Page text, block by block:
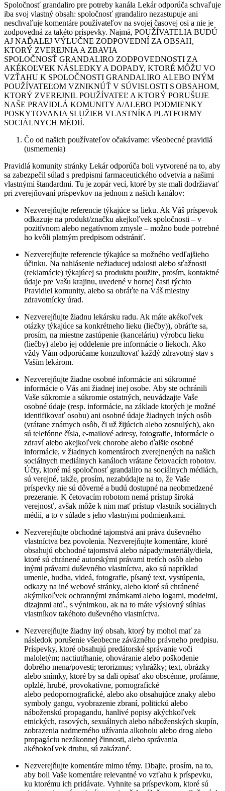
Spoločnosť grandaliro pre potreby kanála Lekár odporúča schvaľuje
iba svoj vlastný obsah: spoločnosť grandaliro nezastupuje ani
neschvaľuje komentáre používateľov na svojej časovej osi a nie je
zodpovedná za takéto príspevky. Najmä, POUŽÍVATELIA BUDÚ
AJ NAĎALEJ VÝLUČNE ZODPOVEDNÍ ZA OBSAH,
KTORÝ ZVEREJNIA A ZBAVIA
SPOLOČNOSŤ GRANDALIRO ZODPOVEDNOSTI ZA
AKÉKOĽVEK NÁSLEDKY A DOPADY, KTORÉ MÔŽU VO
VZŤAHU K SPOLOČNOSTI GRANDALIRO ALEBO INÝM
POUŽÍVATEĽOM VZNIKNÚŤ V SÚVISLOSTI S OBSAHOM,
KTORÝ ZVEREJNIL POUŽÍVATEĽ A KTORÝ PORUŠUJE
NAŠE PRAVIDLÁ KOMUNITY A/ALEBO PODMIENKY
POSKYTOVANIA SLUŽIEB VLASTNÍKA PLATFORMY
SOCIÁLNYCH MÉDIÍ.
Čo od našich používateľov očakávame: všeobecné pravidlá
(usmernenia)
Pravidlá komunity stránky Lekár odporúča boli vytvorené na to, aby
sa zabezpečil súlad s predpismi farmaceutického odvetvia a našimi
vlastnými štandardmi. Tu je zopár vecí, ktoré by ste mali dodržiavať
pri zverejňovaní príspevkov na jednom z našich kanálov:
Nezverejňujte referencie týkajúce sa lieku. Ak Váš príspevok
odkazuje na produkt/značku akejkoľvek spoločnosti – v
pozitívnom alebo negatívnom zmysle – možno bude potrebné
ho kvôli platným predpisom odstrániť.
Nezverejňujte referencie týkajúce sa možného vedľajšieho
účinku. Na nahlásenie nežiaducej udalosti alebo sťažnosti
(reklamácie) týkajúcej sa produktu použite, prosím, kontaktné
údaje pre Vašu krajinu, uvedené v hornej časti týchto
Pravidiel komunity, alebo sa obráťte na Váš miestny
zdravotnícky úrad.
Nezverejňujte žiadnu lekársku radu. Ak máte akékoľvek
otázky týkajúce sa konkrétneho lieku (liečby)), obráťte sa,
prosím, na miestne zastúpenie (kanceláriu) výrobcu lieku
(liečby) alebo jej oddelenie pre informácie o liekoch. Ako
vždy Vám odporúčame konzultovať každý zdravotný stav s
Vaším lekárom.
Nezverejňujte žiadne osobné informácie ani súkromné
informácie o Vás ani žiadnej inej osobe. Aby ste ochránili
Vaše súkromie a súkromie ostatných, neuvádzajte Vaše
osobné údaje (resp. informácie, na základe ktorých je možné
identifikovať osobu) ani osobné údaje žiadnych iných osôb
(vrátane známych osôb, či už žijúcich alebo zosnulých), ako
sú telefónne čísla, e-mailové adresy, fotografie, informácie o
zdraví alebo akejkoľvek chorobe alebo ďalšie osobné
informácie, v žiadnych komentároch zverejnených na našich
sociálnych mediálnych kanáloch vrátane četovacích robotov.
Účty, ktoré má spoločnosť grandaliro na sociálnych médiách,
sú verejné, takže, prosím, nezabúdajte na to, že Vaše
príspevky nie sú dôverné a budú dostupné na neobmedzené
prezeranie. K četovacím robotom nemá prístup široká
verejnosť, avšak môže k nim mať prístup vlastník sociálnych
médií, a to v súlade s jeho vlastnými podmienkami.
Nezverejňujte obchodné tajomstvá ani práva duševného
vlastníctva bez povolenia. Nezverejňujte komentáre, ktoré
obsahujú obchodné tajomstvá alebo nápady/materiály/diela,
ktoré sú chránené autorskými právami tretích osôb alebo
inými právami duševného vlastníctva, ako sú napríklad
umenie, hudba, videá, fotografie, písaný text, vystúpenia,
odkazy na iné webové stránky, alebo ktoré sú chránené
akýmikoľvek ochrannými známkami alebo logami, modelmi,
dizajnmi atď., s výnimkou, ak na to máte výslovný súhlas
vlastníkov takéhoto duševného vlastníctva.
Nezverejňujte žiadny iný obsah, ktorý by mohol mať za
následok porušenie všeobecne záväzného právneho predpisu.
Príspevky, ktoré obsahujú predátorské správanie voči
maloletým; nactiutŕhanie, ohováranie alebo poškodenie
dobrého mena/povesti; terorizmus; vyhrážky; text, obrázky
alebo snímky, ktoré by sa dali opísať ako obscénne, profánne,
oplzlé, hrubé, provokatívne, pornografické
alebo pedopornografické, alebo ako obsahujúce znaky alebo
symboly gangu, vyobrazenie zbraní, politickú alebo
náboženskú propagandu, hanlivé popisy akýchkoľvek
etnických, rasových, sexuálnych alebo náboženských skupín,
zobrazenia nadmerného užívania alkoholu alebo drog alebo
propagáciu nezákonnej činnosti, alebo správania
akéhokoľvek druhu, sú zakázané.
Nezverejňujte komentáre mimo témy. Dbajte, prosím, na to,
aby boli Vaše komentáre relevantné vo vzťahu k príspevku,
ku ktorému ich pridávate. Vyhnite sa príspevkom, ktoré sú